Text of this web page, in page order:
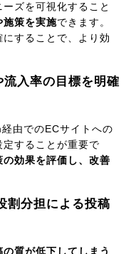
ズを可視化すること
施策を実施できます。
することで、より効
入率の目標を明確
経由でのECサイトへの
することが重要で
の効果を評価し、改善
割分担による投稿
質が低下してしまう